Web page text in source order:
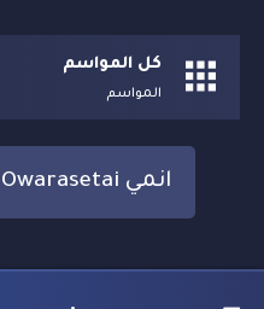
كل المواسم
المواسم
انمي Aishiteru Game wo Owarasetai الموسم الاول مترجم